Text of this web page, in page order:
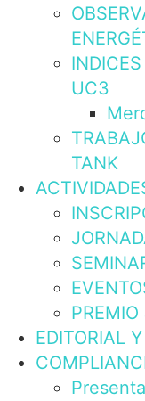
UC3
TANK
EDITORIAL